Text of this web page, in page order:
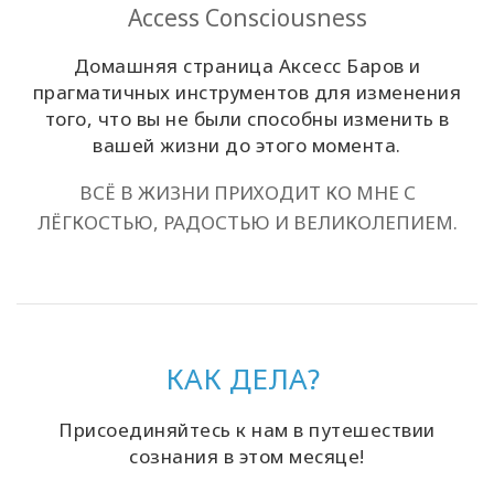
ПОИСК
Access Consciousness
Домашняя страница Аксесс Баров и
прагматичных инструментов для изменения
того, что вы не были способны изменить в
вашей жизни до этого момента.
ВСЁ В ЖИЗНИ ПРИХОДИТ КО МНЕ С
ЛЁГКОСТЬЮ, РАДОСТЬЮ И ВЕЛИКОЛЕПИЕМ.
КАК ДЕЛА?
Присоединяйтесь к нам в путешествии
сознания в этом месяце!